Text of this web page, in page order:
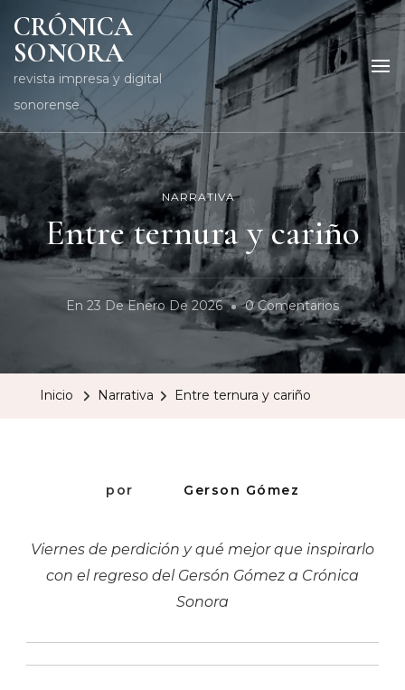
CRÓNICA
SONORA
revista impresa y digital
sonorense
NARRATIVA
Entre ternura y cariño
En 23 De Enero De 2026 0 ComentariosEn
Entre
Ternura
Inicio Narrativa Entre ternura y cariño
por Gerson Gómez
Viernes de perdición y qué mejor que inspirarlo
con el regreso del Gersón Gómez a Crónica
Sonora